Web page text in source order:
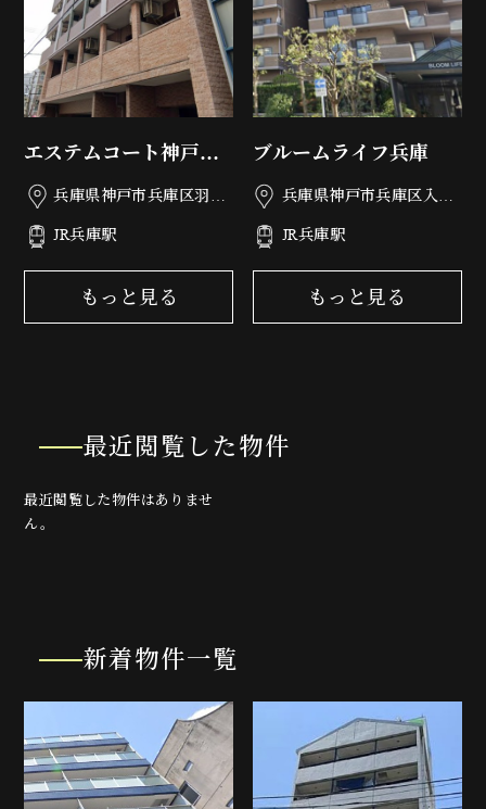
エステムコート神戸西
フロンタージュ
兵庫県神戸市兵庫区羽坂
JR兵庫駅
もっと見る
ブルームライフ兵庫
兵庫県神戸市兵庫区入江
JR兵庫駅
もっと見る
最近閲覧した物件
最近閲覧した物件はありませ
ん。
新着物件一覧